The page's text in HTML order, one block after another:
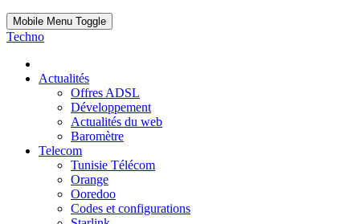
Mobile Menu Toggle
Techno
Actualités
Offres ADSL
Développement
Actualités du web
Baromètre
Telecom
Tunisie Télécom
Orange
Ooredoo
Codes et configurations